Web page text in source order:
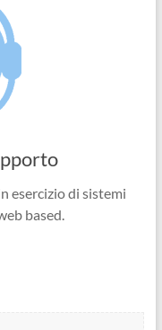
esercizio di sistemi
based.